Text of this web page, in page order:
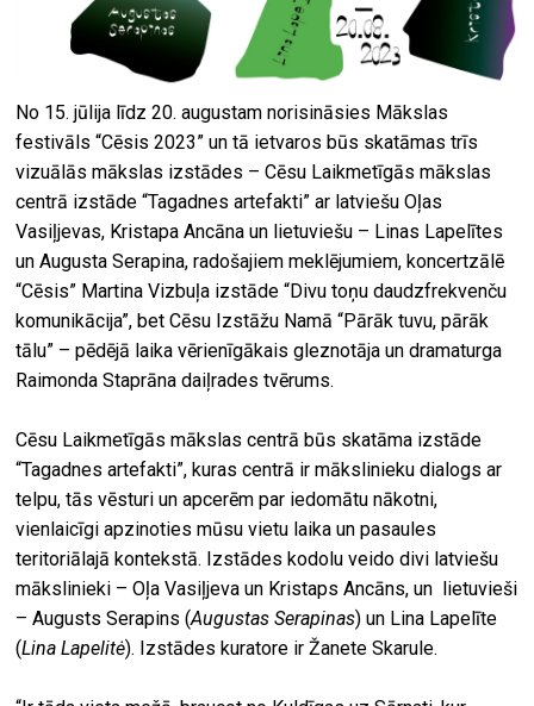
No 15. jūlija līdz 20. augustam norisināsies Mākslas
festivāls “Cēsis 2023” un tā ietvaros būs skatāmas trīs
vizuālās mākslas izstādes – Cēsu Laikmetīgās mākslas
centrā izstāde “Tagadnes artefakti” ar latviešu Oļas
Vasiļjevas, Kristapa Ancāna un lietuviešu – Linas Lapelītes
un Augusta Serapina, radošajiem meklējumiem, koncertzālē
“Cēsis” Martina Vizbuļa izstāde “Divu toņu daudzfrekvenču
komunikācija”, bet Cēsu Izstāžu Namā “Pārāk tuvu, pārāk
tālu” – pēdējā laika vērienīgākais gleznotāja un dramaturga
Raimonda Staprāna daiļrades tvērums.
Cēsu Laikmetīgās mākslas centrā būs skatāma izstāde
“Tagadnes artefakti”, kuras centrā ir mākslinieku dialogs ar
telpu, tās vēsturi un apcerēm par iedomātu nākotni,
vienlaicīgi apzinoties mūsu vietu laika un pasaules
teritoriālajā kontekstā. Izstādes kodolu veido divi latviešu
mākslinieki – Oļa Vasiļjeva un Kristaps Ancāns, un lietuvieši
– Augusts Serapins (Augustas Serapinas) un Lina Lapelīte
(Lina Lapelitė). Izstādes kuratore ir Žanete Skarule.